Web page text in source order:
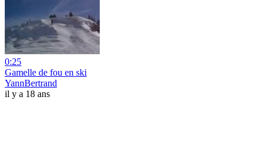
0:25
Gamelle de fou en ski
YannBertrand
il y a 18 ans